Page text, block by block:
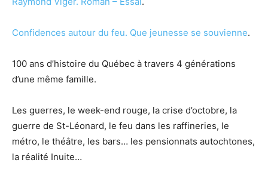
Confidences autour du feu. Que jeunesse se souvienne.
100 ans d’histoire du Québec à travers 4 générations
d’une même famille.
Les guerres, le week-end rouge, la crise d’octobre, la
guerre de St-Léonard, le feu dans les raffineries, le
métro, le théâtre, les bars… les pensionnats autochtones,
la réalité Inuite…